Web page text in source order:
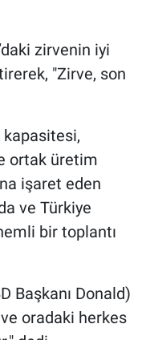
zirvenin iyi
"Zirve, son
ortak üretim
işaret eden
ve Türkiye
bir toplantı
Başkanı Donald)
oradaki herkes